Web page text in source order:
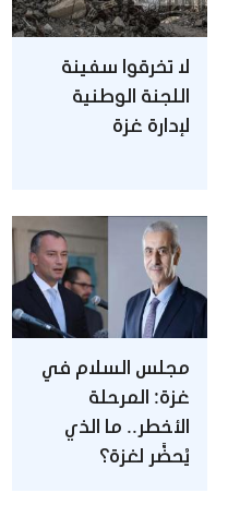
لا تخرقوا سفينة
اللجنة الوطنية
لإدارة غزة
مجلس السلام في
غزة: المرحلة
الأخطر.. ما الذي
يُحضَّر لغزة؟